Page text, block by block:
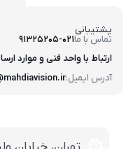
پشتیبانی
تماس با ما91325205-021
آدرس ایمیل:
ارتباط با واحد فنی و موارد